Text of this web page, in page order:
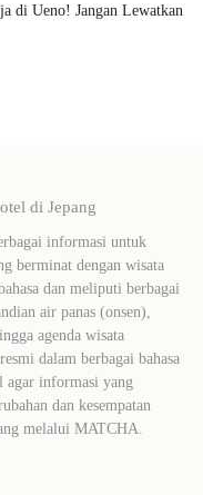
di Ueno! Jangan Lewatkan
di Jepang
informasi untuk
berminat dengan wisata
dan meliputi berbagai
air panas (onsen),
agenda wisata
dalam berbagai bahasa
agar informasi yang
dan kesempatan
melalui MATCHA.